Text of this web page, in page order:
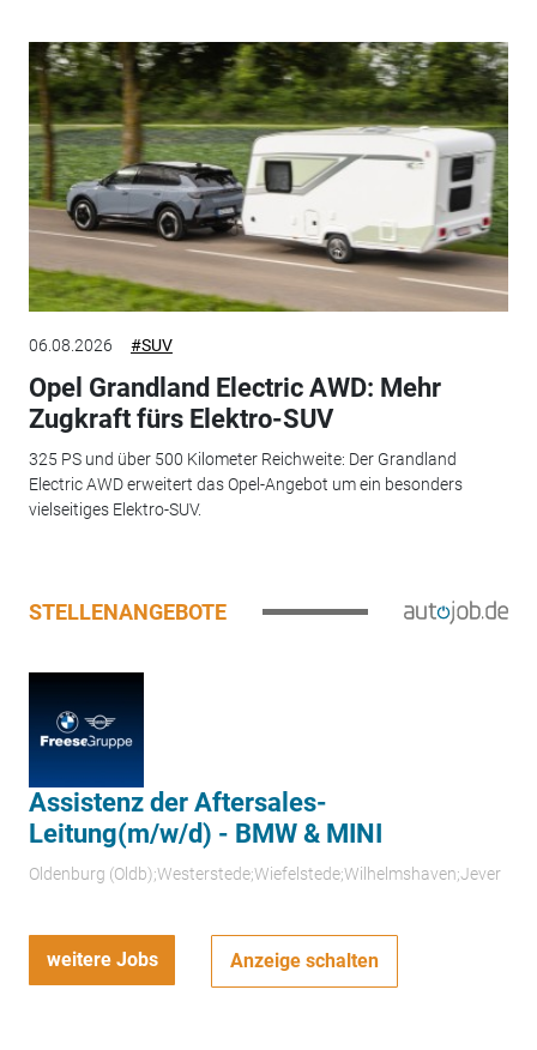
06.08.2026 #SUV
Opel Grandland Electric AWD: Mehr
Zugkraft fürs Elektro-SUV
325 PS und über 500 Kilometer Reichweite: Der Grandland
Electric AWD erweitert das Opel-Angebot um ein besonders
vielseitiges Elektro-SUV.
STELLENANGEBOTE
Assistenz der Aftersales-
Leitung(m/w/d) - BMW & MINI
Oldenburg (Oldb);Westerstede;Wiefelstede;Wilhelmshaven;Jever
weitere Jobs Anzeige schalten